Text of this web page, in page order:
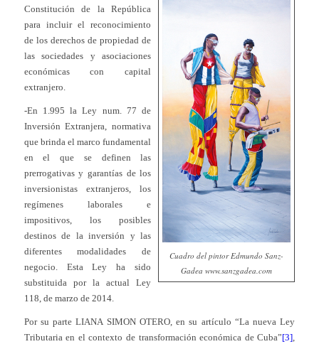
Cuadro del pintor Edmundo Sanz-
Gadea www.sanzgadea.com
Constitución de la República
para incluir el reconocimiento
de los derechos de propiedad de
las sociedades y asociaciones
económicas con capital
extranjero.
-En 1.995 la Ley num. 77 de
Inversión Extranjera, normativa
que brinda el marco fundamental
en el que se definen las
prerrogativas y garantías de los
inversionistas extranjeros, los
regímenes laborales e
impositivos, los posibles
destinos de la inversión y las
diferentes modalidades de
negocio. Esta Ley ha sido
substituida por la actual Ley
118, de marzo de 2014.
Por su parte LIANA SIMON OTERO, en su artículo “La nueva Ley
Tributaria en el contexto de transformación económica de Cuba”[3],